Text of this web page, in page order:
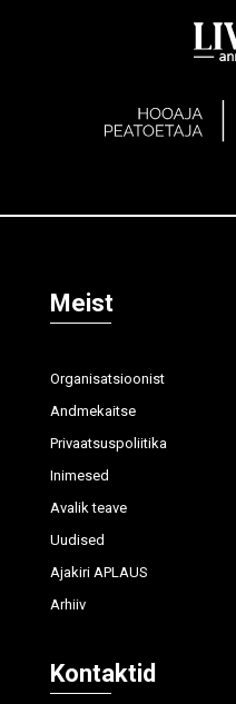
Meist
Organisatsioonist
Andmekaitse
Privaatsuspoliitika
Inimesed
Avalik teave
Uudised
Ajakiri APLAUS
Arhiiv
Kontaktid